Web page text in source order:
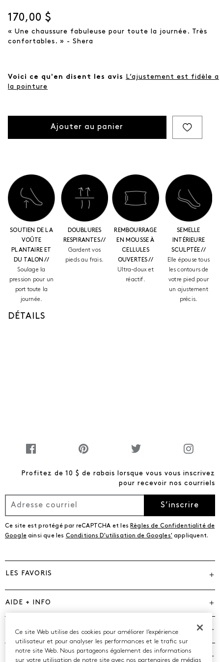
Prix actuel
170,00 $
« Une chaussure fabuleuse pour toute la journée. Très
confortables. » - Shera
Voici ce qu'en disent les avis
L’ajustement est fidèle a
la pointure
Ajouter au panier
SOUTIEN DE LA
VOÛTE
PLANTAIRE ET
DU TALON //
Soulage la
pression pour un
port toute la
journée.
DOUBLURES
RESPIRANTES //
Gardent vos
pieds au frais.
REMBOURRAGE
EN MOUSSE À
CELLULES
OUVERTES //
Ultra-doux et
réactif.
SEMELLE
INTÉRIEURE
SCULPTÉE //
Elle épouse tous
les contours de
votre pied pour
un ajustement
précis.
DÉTAILS
Profitez de 10 $ de rabais lorsque vous vous inscrivez
pour recevoir nos courriels
S’inscrire
Ce site est protégé par reCAPTCHA et les Règles de Confidentialité de
Googleainsi que les Conditions D'utilisation de Googles' appliquent.
LES FAVORIS
AIDE + INFO
MARQUES
Ce site Web utilise des cookies pour améliorer l’expérience
utilisateur et pour analyser les performances et le trafic sur
notre site Web. Nous partageons également des informations
sur votre utilisation de notre site avec nos partenaires de médias